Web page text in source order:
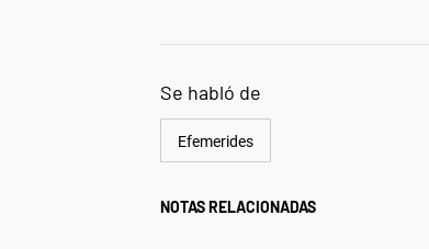
Se habló de
Efemerides
NOTAS RELACIONADAS